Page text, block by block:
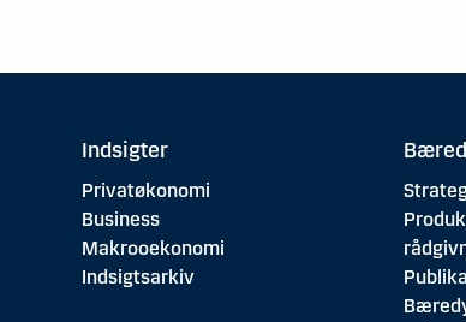
Indsigter
Privatøkonomi
Business
Makrooekonomi
Indsigtsarkiv